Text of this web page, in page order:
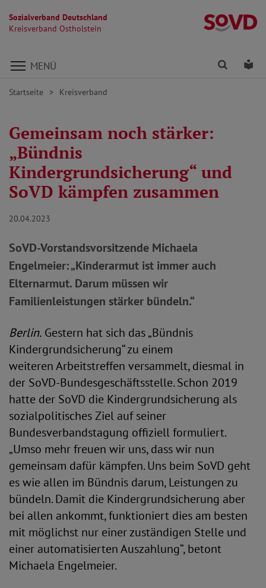
Sozialverband Deutschland
Kreisverband Ostholstein
Direkt zu den Inhalten springen
MENÜ Finden
Startseite Kreisverband
Gemeinsam noch stärker:
„Bündnis
Kindergrundsicherung“ und
SoVD kämpfen zusammen
20.04.2023
SoVD-Vorstandsvorsitzende Michaela
Engelmeier: „Kinderarmut ist immer auch
Elternarmut. Darum müssen wir
Familienleistungen stärker bündeln.“
Berlin. Gestern hat sich das „Bündnis
Kindergrundsicherung“ zu einem
weiteren Arbeitstreffen versammelt, diesmal in
der SoVD-Bundesgeschäftsstelle. Schon 2019
hatte der SoVD die Kindergrundsicherung als
sozialpolitisches Ziel auf seiner
Bundesverbandstagung offiziell formuliert.
„Umso mehr freuen wir uns, dass wir nun
gemeinsam dafür kämpfen. Uns beim SoVD geht
es wie allen im Bündnis darum, Leistungen zu
bündeln. Damit die Kindergrundsicherung aber
bei allen ankommt, funktioniert dies am besten
mit möglichst nur einer zuständigen Stelle und
einer automatisierten Auszahlung“, betont
Michaela Engelmeier.